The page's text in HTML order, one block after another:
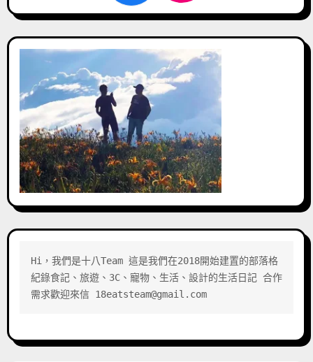
Hi，我們是十八Team 這是我們在2018開始建置的部落格
紀錄食記、旅遊、3C、寵物、生活、設計的生活日記 合作
需求歡迎來信 18eatsteam@gmail.com